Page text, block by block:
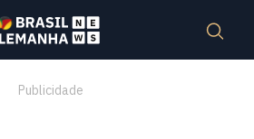
Publicidade